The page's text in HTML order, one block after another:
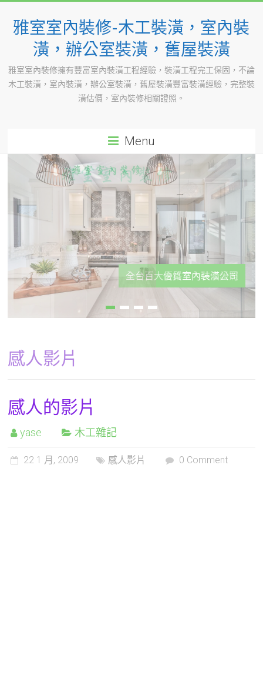
content
雅室室內裝修-木工裝潢，室內裝
潢，辦公室裝潢，舊屋裝潢
雅室室內裝修擁有豐富室內裝潢工程經驗，裝潢工程完工保固，不論
木工裝潢，室內裝潢，辦公室裝潢，舊屋裝潢豐富裝潢經驗，完整裝
潢估價，室內裝修相關證照。
Menu
全台百大優質室內裝潢公司
合格室內裝修證照
感人影片
感人的影片
yase 木工雜記
22 1 月, 2009 感人影片 0 Comment